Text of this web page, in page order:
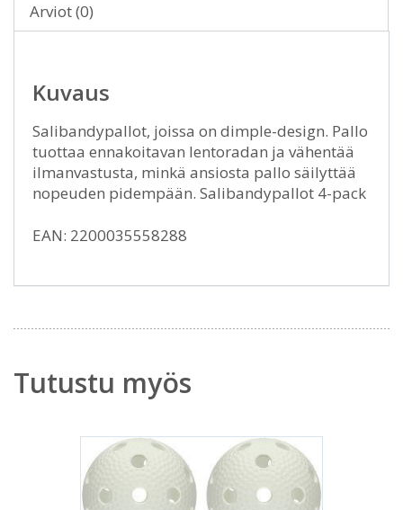
Arviot (0)
Kuvaus
Salibandypallot, joissa on dimple-design. Pallo
tuottaa ennakoitavan lentoradan ja vähentää
ilmanvastusta, minkä ansiosta pallo säilyttää
nopeuden pidempään. Salibandypallot 4-pack
EAN: 2200035558288
Tutustu myös